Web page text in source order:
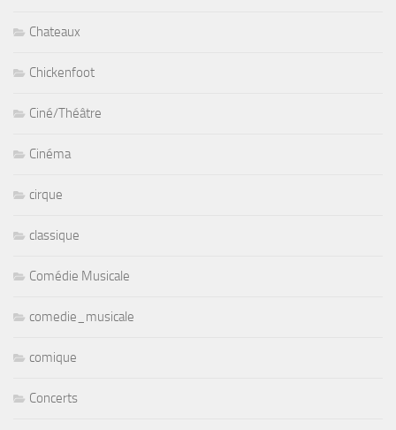
Chateaux
Chickenfoot
Ciné/Théâtre
Cinéma
cirque
classique
Comédie Musicale
comedie_musicale
comique
Concerts